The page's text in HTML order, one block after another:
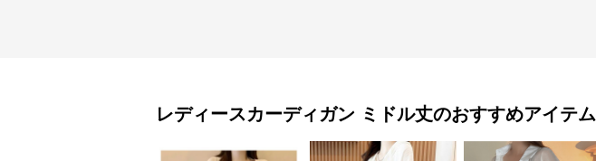
レディースカーディガン ミドル丈のおすすめアイテム